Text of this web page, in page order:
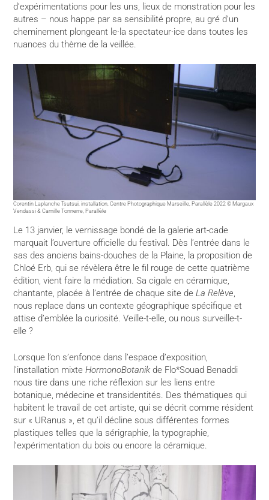
d’expérimentations pour les uns, lieux de monstration pour les
autres – nous happe par sa sensibilité propre, au gré d’un
cheminement plongeant le·la spectateur·ice dans toutes les
nuances du thème de la veillée.
Corentin Laplanche Tsutsui, installation, Centre Photographique Marseille, Parallèle 2022 © Margaux
Vendassi & Camille Tonnerre, Parallèle
Le 13 janvier, le vernissage bondé de la galerie art-cade
marquait l’ouverture officielle du festival. Dès l’entrée dans le
sas des anciens bains-douches de la Plaine, la proposition de
Chloé Erb, qui se révèlera être le fil rouge de cette quatrième
édition, vient faire la médiation. Sa cigale en céramique,
chantante, placée à l’entrée de chaque site deLa Relève,
nous replace dans un contexte géographique spécifique et
attise d’emblée la curiosité. Veille-t-elle, ou nous surveille-t-
elle ?
Lorsque l’on s’enfonce dans l’espace d’exposition,
l’installation mixteHormonoBotanikde Flo*Souad Benaddi
nous tire dans une riche réflexion sur les liens entre
botanique, médecine et transidentités. Des thématiques qui
habitent le travail de cet artiste, qui se décrit comme résident
sur « URanus », et qu’il décline sous différentes formes
plastiques telles que la sérigraphie, la typographie,
l’expérimentation du bois ou encore la céramique.